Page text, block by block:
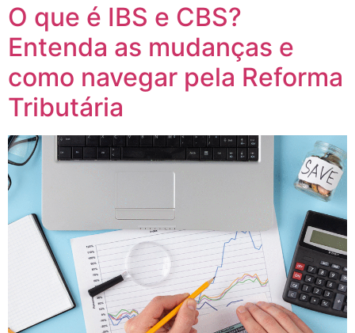
O que é IBS e CBS?
Entenda as mudanças e
como navegar pela Reforma
Tributária